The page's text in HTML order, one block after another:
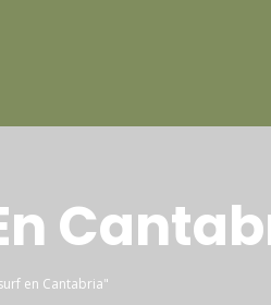
en Cantabria"